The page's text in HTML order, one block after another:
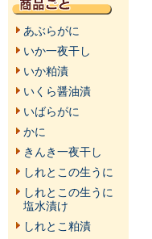
あぶらがに
いか一夜干し
いか粕漬
いくら醤油漬
いばらがに
かに
きんき一夜干し
しれとこの生うに
しれとこの生うに
塩水漬け
しれとこ粕漬